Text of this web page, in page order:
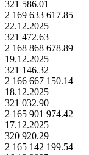
321 586.01
2 169 633 617.85
22.12.2025
321 472.63
2 168 868 678.89
19.12.2025
321 146.32
2 166 667 150.14
18.12.2025
321 032.90
2 165 901 974.42
17.12.2025
320 920.29
2 165 142 199.54